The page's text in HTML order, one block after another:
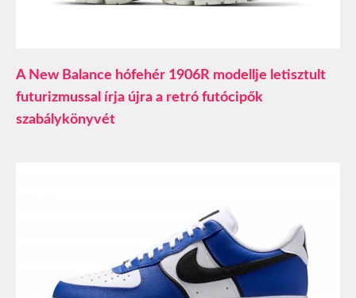
A New Balance hófehér 1906R modellje letisztult
futurizmussal írja újra a retró futócipők
szabálykönyvét